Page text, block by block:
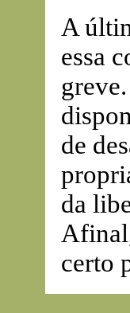
A
essa
de
da
certo